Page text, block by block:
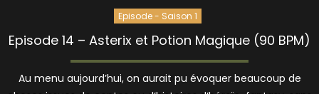
Episode - Saison 1
Episode 14 – Asterix et Potion Magique (90 BPM)
Au menu aujourd’hui, on aurait pu évoquer beaucoup de